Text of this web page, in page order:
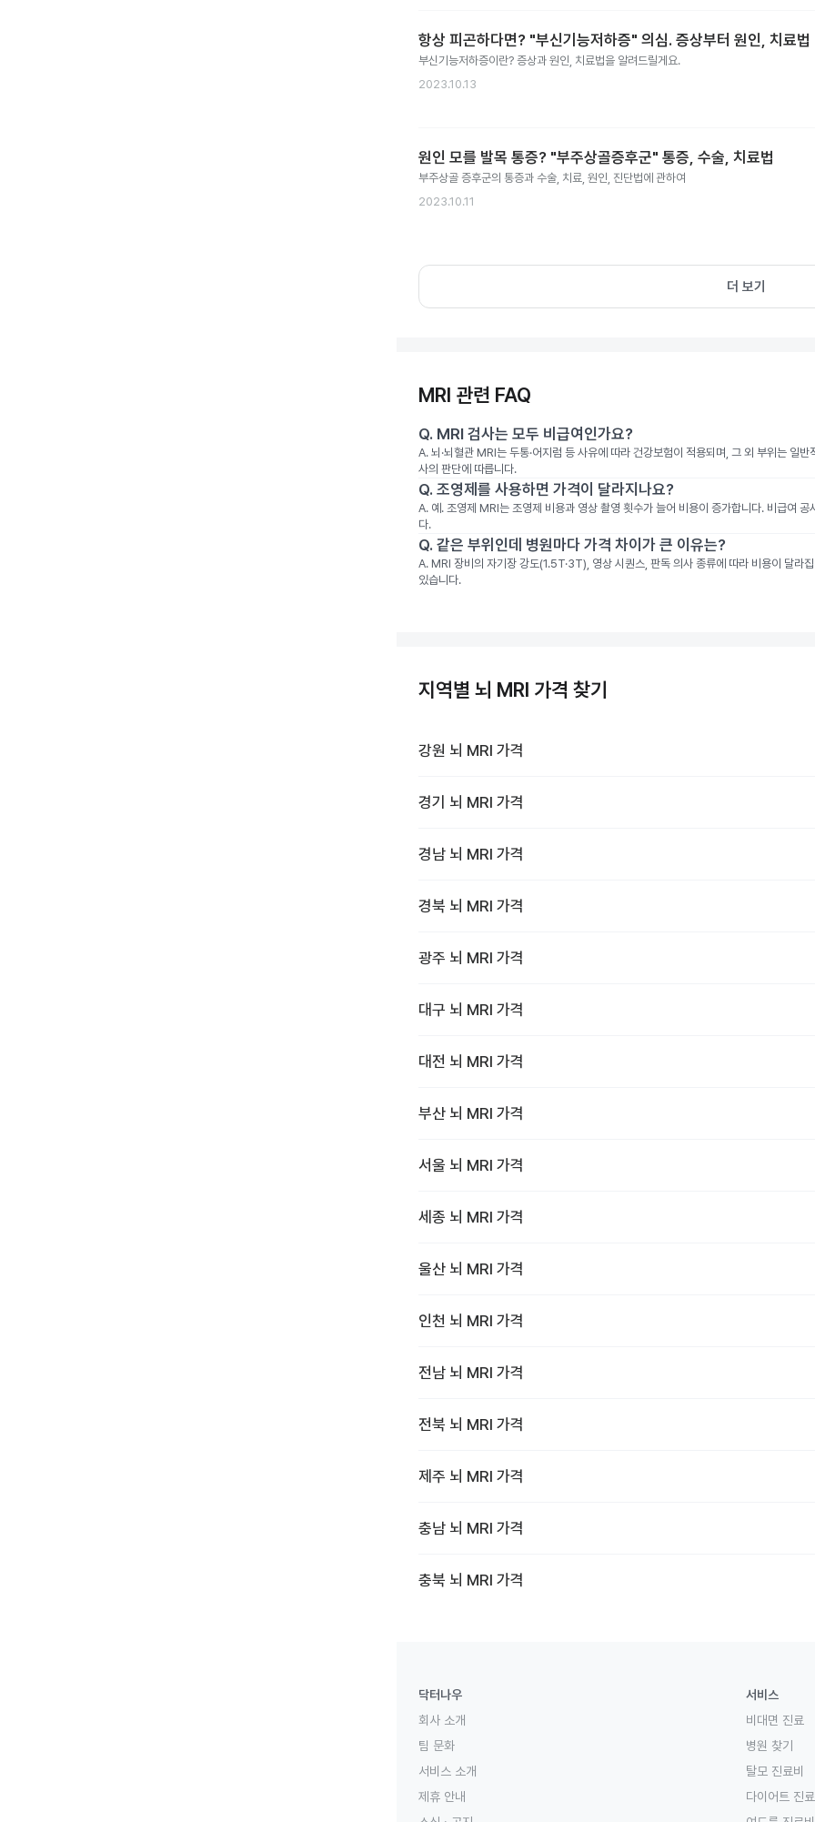
항상 피곤하다면? "부신기능저하증" 의심. 증상부터 원인, 치료법
부신기능저하증이란? 증상과 원인, 치료법을 알려드릴게요.
2023.10.13
원인 모를 발목 통증? "부주상골증후군" 통증, 수술, 치료법
부주상골 증후군의 통증과 수술, 치료, 원인, 진단법에 관하여
2023.10.11
더 보기
MRI 관련 FAQ
Q. MRI 검사는 모두 비급여인가요?
A. 뇌·뇌혈관 MRI는 두통·어지럼 등 사유에 따라 건강보험이 적용되며, 그 외 부위는 일
사의 판단에 따릅니다.
Q. 조영제를 사용하면 가격이 달라지나요?
A. 예. 조영제 MRI는 조영제 비용과 영상 촬영 횟수가 늘어 비용이 증가합니다. 비급여
다.
Q. 같은 부위인데 병원마다 가격 차이가 큰 이유는?
A. MRI 장비의 자기장 강도(1.5T·3T), 영상 시퀀스, 판독 의사 종류에 따라 비용이 달라
있습니다.
지역별 뇌 MRI 가격 찾기
강원 뇌 MRI 가격
경기 뇌 MRI 가격
경남 뇌 MRI 가격
경북 뇌 MRI 가격
광주 뇌 MRI 가격
대구 뇌 MRI 가격
대전 뇌 MRI 가격
부산 뇌 MRI 가격
서울 뇌 MRI 가격
세종 뇌 MRI 가격
울산 뇌 MRI 가격
인천 뇌 MRI 가격
전남 뇌 MRI 가격
전북 뇌 MRI 가격
제주 뇌 MRI 가격
충남 뇌 MRI 가격
충북 뇌 MRI 가격
닥터나우
회사 소개
팀 문화
서비스 소개
제휴 안내
서비스
비대면 진료
병원 찾기
탈모 진료비
다이어트 진료